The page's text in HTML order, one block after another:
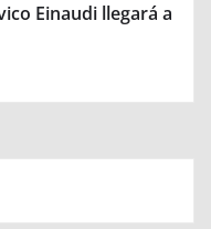
Einaudi llegará a